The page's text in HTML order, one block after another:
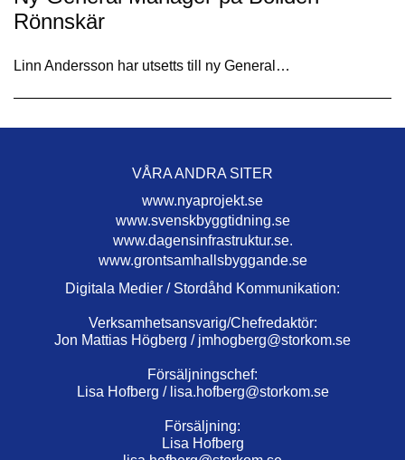
Rönnskär
Linn Andersson har utsetts till ny General…
VÅRA ANDRA SITER
www.nyaprojekt.se
www.svenskbyggtidning.se
www.dagensinfrastruktur.se.
www.grontsamhallsbyggande.se
Digitala Medier / Stordåhd Kommunikation:
Verksamhetsansvarig/Chefredaktör:
Jon Mattias Högberg / jmhogberg@storkom.se
Försäljningschef:
Lisa Hofberg / lisa.hofberg@storkom.se
Försäljning:
Lisa Hofberg